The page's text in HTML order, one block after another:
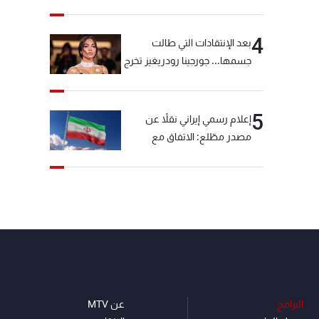
4بعد الإنتقادات التي طالت
جسمها... جورجينا رودريغيز تخرج
5إعلام رسمي إيراني نقلاً عن
مصدر مطّلع: الاتفاق مع
البرامج
عن MTV